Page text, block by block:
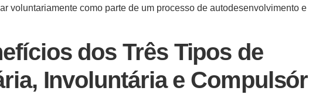
voluntariamente como parte de um processo de autodesenvolvimento e
dos Três Tipos de
Involuntária e